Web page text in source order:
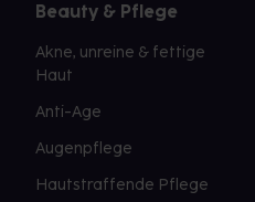
Beauty & Pflege
Akne, unreine & fettige
Haut
Anti-Age
Augenpflege
Hautstraffende Pflege